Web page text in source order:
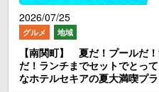
2026/07/25
グルメ 地域
【南関町】 夏だ！プールだ
だ！ランチまでセットでとっ
なホテルセキアの夏大満喫プ